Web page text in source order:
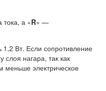
а «R» —
Вт. Если сопротивление
нагара, так как
меньше электрическое